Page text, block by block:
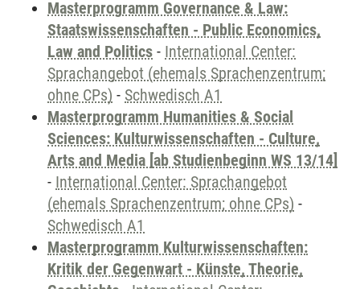
Masterprogramm Governance & Law:
Staatswissenschaften - Public Economics,
Law and Politics - International Center:
Sprachangebot (ehemals Sprachenzentrum;
ohne CPs) - Schwedisch A1
Masterprogramm Humanities & Social
Sciences: Kulturwissenschaften - Culture,
Arts and Media [ab Studienbeginn WS 13/14]
- International Center: Sprachangebot
(ehemals Sprachenzentrum; ohne CPs) -
Schwedisch A1
Masterprogramm Kulturwissenschaften:
Kritik der Gegenwart - Künste, Theorie,